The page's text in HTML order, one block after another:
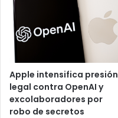
Apple intensifica presión
legal contra OpenAI y
excolaboradores por
robo de secretos